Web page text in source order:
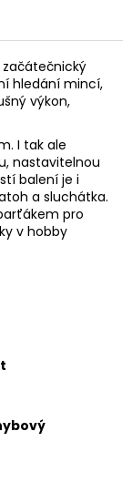
hledání mincí,
výkon,
I tak ale
nastavitelnou
balení je i
a sluchátka.
pro
v hobby